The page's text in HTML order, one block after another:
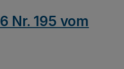
Nr. 195 vom